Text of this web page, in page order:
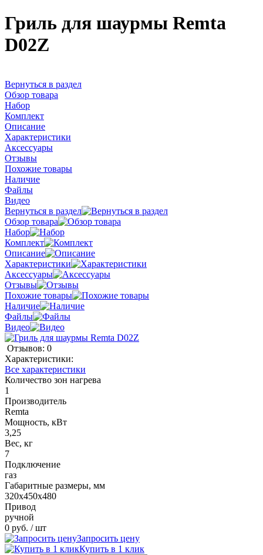
Гриль для шаурмы Remta
D02Z
Вернуться в раздел
Обзор товара
Набор
Комплект
Описание
Характеристики
Аксессуары
Отзывы
Похожие товары
Наличие
Файлы
Видео
Вернуться в раздел
Обзор товара
Набор
Комплект
Описание
Характеристики
Аксессуары
Отзывы
Похожие товары
Наличие
Файлы
Видео
Отзывов: 0
Характеристики:
Все характеристики
Количество зон нагрева
1
Производитель
Remta
Мощность, кВт
3,25
Вес, кг
7
Подключение
газ
Габаритные размеры, мм
320х450х480
Привод
ручной
0 руб. / шт
Запросить цену
Купить в 1 клик